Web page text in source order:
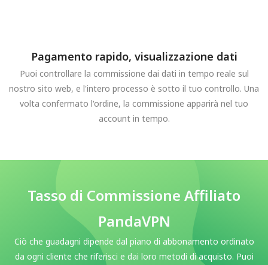
Pagamento rapido, visualizzazione dati
Puoi controllare la commissione dai dati in tempo reale sul
nostro sito web, e l'intero processo è sotto il tuo controllo. Una
volta confermato l'ordine, la commissione apparirà nel tuo
account in tempo.
Tasso di Commissione Affiliato
PandaVPN
Ciò che guadagni dipende dal piano di abbonamento ordinato
da ogni cliente che riferisci e dai loro metodi di acquisto. Puoi